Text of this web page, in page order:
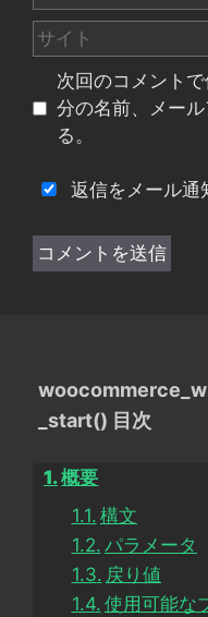
ー
ル
サ
イ
次回のコメント
分の名前、メー
る。
返信をメール通
_start() 目次
概要
構文
パラメータ
戻り値
使用可能な